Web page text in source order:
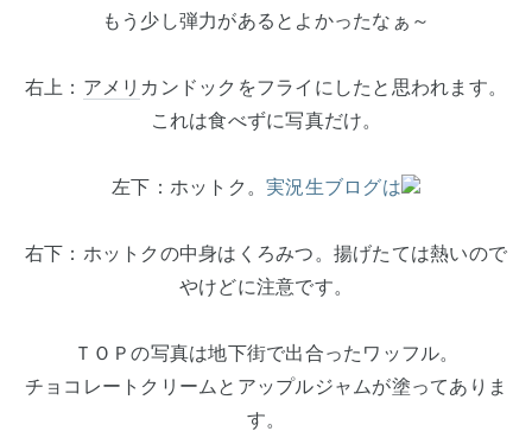
もう少し弾力があるとよかったなぁ～
右上： アメリ カンドックをフライにしたと思われます。
これは食べずに写真だけ。
左下：ホットク。実況生ブログは
右下：ホットクの中身はくろみつ。揚げたては熱いので
やけどに注意です。
ＴＯＰの写真は地下街で出合ったワッフル。
チョコレートクリームとアップルジャムが塗ってありま
す。